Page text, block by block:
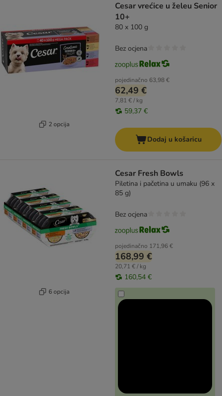
2 opcija
Cesar vrećice u želeu Senior
10+
80 x 100 g
pojedinačno 63,98 €
62,49 €
7,81 € / kg
59,37 €
Bez ocjena
Dodaj u košaricu
6 opcija
Cesar Fresh Bowls
Piletina i pačetina u umaku (96 x
85 g)
pojedinačno 171,96 €
168,99 €
20,71 € / kg
160,54 €
Bez ocjena